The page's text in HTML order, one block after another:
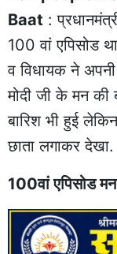
Baat :
100 वां एपिसोड
व विधायक ने
मोदी जी के मन की
बारिश भी हुई
छाता लगाकर देखा.
100वां एपिसोड